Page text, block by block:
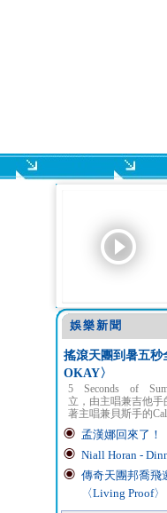
娛樂新聞
搖滾天團到暑五秒
OKAY〉
5 Seconds of
立，由主唱兼吉他
著主唱兼貝斯手的
孟漢娜回來了！
Niall Horan -
傳奇天團邦喬飛
〈Living Proof〉